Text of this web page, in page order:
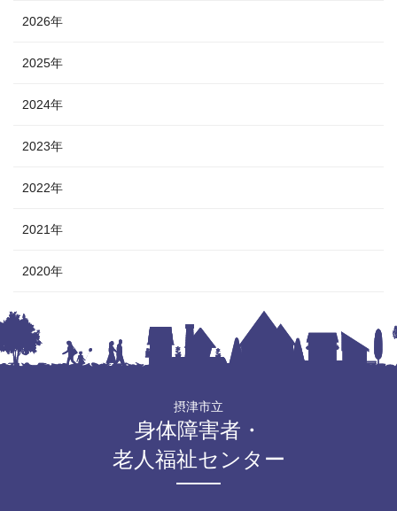
2026年
2025年
2024年
2023年
2022年
2021年
2020年
摂津市立
身体障害者・
老人福祉センター